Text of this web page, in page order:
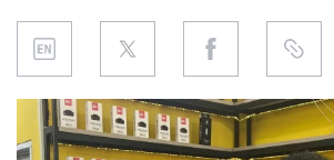
REGULACIÓN
CHINA
DATOS